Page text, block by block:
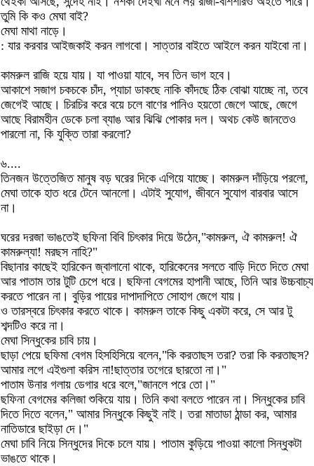
তুমি কি কও মেঘা বাই?
মেঘা মাথা নাড়ে।
: যার করবার আইজকাই করন লাগবো। সাত্তার বাইতে আইলে করন যাইবো না।
কামরুল রাজি হয়ে যায়। যা পাওয়া যাবে, সব তিন ভাগ হবে।
আকাশে সজাগ চকচকে চাঁদ, প্যাচা ডাকছে নাকি কাঁদছে ঠিক বোঝা যাচ্ছে না, তবে
জেগেই আছে। চিরচির করে বয়ে চলে বাণের পানিও হয়তো জেগে আছে, জেগে
আছে বিরামহীন ডেকে চলা ব্যাঙ আর ঝিঝি পোকার দল। অথচ কেউ জানতেও
পারলো না, কি যুক্তি তারা করলো?
৬....
তিনজন উত্তেজিত মানুষ বড় ঘরের দিকে এগিয়ে যাচ্ছে। কামরুল দাঁড়িয়ে পরলো,
মেঘা তাকে হাত ধরে টেনে আনলো। এটাই সুযোগ, জীবনে সুযোগ বারবার আসে
না।
ঘরের দরজা ভাঙতেই ছফিনা বিবি চিৎকার দিয়ে উঠেন,"কামরুল, ঐ কামরুল! ঐ
কামরুল্যা! মরছস নাহি?"
বিছানার কাছেই হারিকেন জ্বালানো থাকে, হারিকেনের সলতে বাড়ি দিতে দিতে মেঘা
আর পাতাম তার টুটি চেপে ধরে। ছফিনা বেগমের হাপানী আছে, তিনি আর উচ্চবাচ্য
করতে পারেন না। বুড়ির পায়ের দাপাদাপিতে সোহাগ জেগে যায়।
ও তারস্বরে চিৎকার করতে থাকে। কামরুল তাকে কিছু একটা করে, সে আর টু
শব্দটিও করে না।
মেঘা সিন্ধুকের চাবি চায়।
ছাড়া পেয়ে ছফিমা বেগম হিসহিসিয়ে বলেন,"কি করতাছস তরা? তরা কি করতাছস?
আমার লগে এইগুলা করিস না!ছাত্তার তগেরে ছারতো না।"
পাতাম উনার গলায় ডেগার ধরে বলে,"জানলে পরে তো।"
ছফিনা বেগমের কলিজা শুকিয়ে যায়। তিনি কথা বলতে পারেন না। সিন্ধুকের চাবি
দিতে দিতে বলেন," আমার সিন্ধুকে কিছুই নাই। তরা মাতাডা ঠান্ডা কর, আমার
নাতিডারে ছাইড়া দে।"
মেঘা চাবি নিয়ে সিন্ধুদের দিকে চলে যায়। পাতাম কুড়িয়ে পাওয়া কালো সিন্ধুকটা
ভাঙতে থাকে।